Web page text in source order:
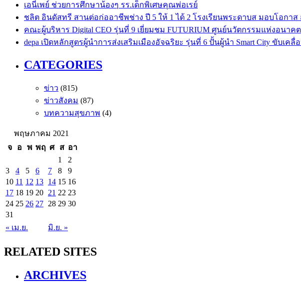
เอนี่เพย์ ช่วยการศึกษาน้องๆ รร.เด็กพิเศษคุณพ่อเรย์
ชลิต อินดัสทรี สานต่อก่ออาชีพช่าง ปี 5 ให้ 1 ได้ 2 โรงเรียนพระดาบส มอบโอกาส
คณะผู้บริหาร Digital CEO รุ่นที่ 9 เยี่ยมชม FUTURIUM ศูนย์นวัตกรรมแห่งอนาคต
depa เปิดหลักสูตรผู้นำการส่งเสริมเมืองอัจฉริยะ รุ่นที่ 6 ปั้นผู้นำ Smart City ขับเค
CATEGORIES
ข่าว (815)
ข่าวสังคม (87)
บทความสุขภาพ (4)
พฤษภาคม 2021
จ
อ พ พฤ ศ ส อา
« เม.ย. มิ.ย. »
1
2
3
4 5 6 7 8
9
10 11 12 13 14 15 16
17 18 19 20 21 22 23
24 25 26 27 28 29 30
31
RELATED SITES
ARCHIVES